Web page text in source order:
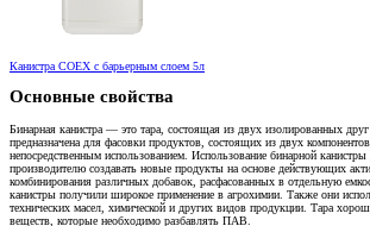
Канистра COEX с барьерным слоем 5л
Основные свойства
Бинарная канистра — это тара, состоящая из двух изолированных
предназначена для фасовки продуктов, состоящих из двух
непосредственным использованием. Использование бинарной
производителю создавать новые продукты на основе действующих
комбинирования различных добавок, расфасованных в отдельную
канистры получили широкое применение в агрохимии. Также они
технических масел, химической и других видов продукции. Тара
веществ, которые необходимо разбавлять ПАВ.